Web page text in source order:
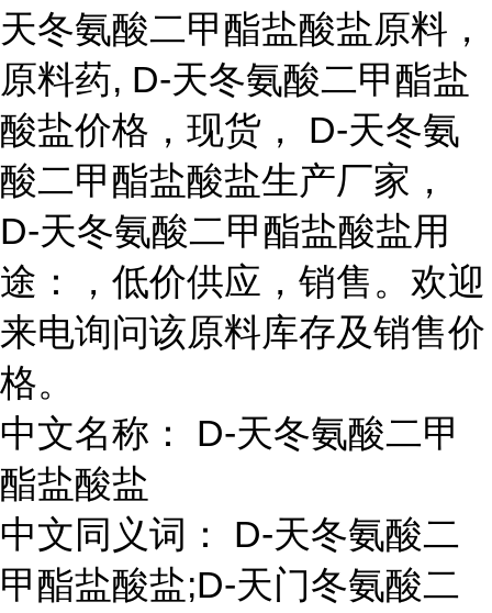
天冬氨酸二甲酯盐酸盐原料，
原料药, D-天冬氨酸二甲酯盐
酸盐价格，现货， D-天冬氨
酸二甲酯盐酸盐生产厂家，
D-天冬氨酸二甲酯盐酸盐用
途：，低价供应，销售。欢迎
来电询问该原料库存及销售价
格。
中文名称： D-天冬氨酸二甲
酯盐酸盐
中文同义词： D-天冬氨酸二
甲酯盐酸盐;D-天门冬氨酸二